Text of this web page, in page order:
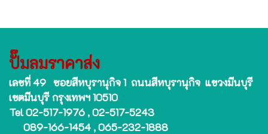
ปั๊มลมราคาส่ง
เลขที่ 49 ซอยสีหบุรานุกิจ 1 ถนนสีหบุรานุกิจ แขวงมีนบุรี
เขตมีนบุรี กรุงเทพฯ 10510
Tel 02-517-1976 , 02-517-5243
089-166-1454 , 065-232-1888